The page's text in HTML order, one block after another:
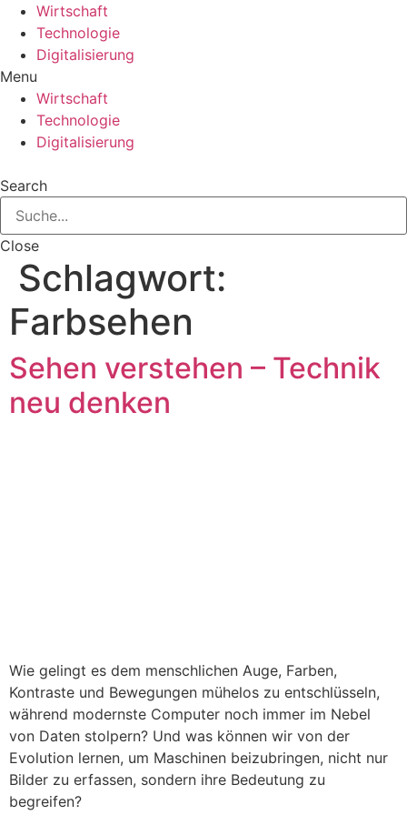
Zum
Inhalt
springen
Wirtschaft
Technologie
Digitalisierung
Menu
Wirtschaft
Technologie
Digitalisierung
Search
Close
Schlagwort:
Farbsehen
Sehen verstehen – Technik
neu denken
Wie gelingt es dem menschlichen Auge, Farben,
Kontraste und Bewegungen mühelos zu entschlüsseln,
während modernste Computer noch immer im Nebel
von Daten stolpern? Und was können wir von der
Evolution lernen, um Maschinen beizubringen, nicht nur
Bilder zu erfassen, sondern ihre Bedeutung zu
begreifen?